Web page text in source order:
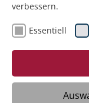
04.04.2025
Soziales
man
verbessern.
Essentiell